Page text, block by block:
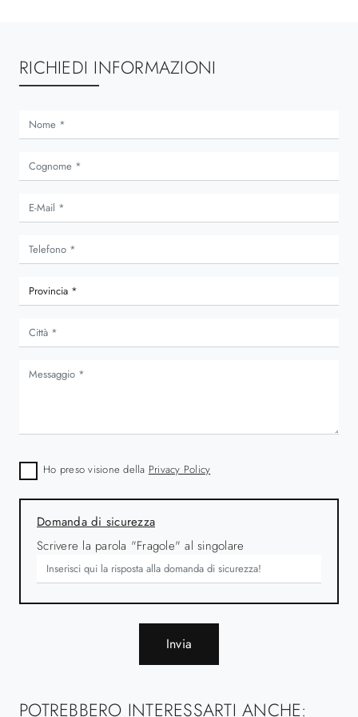
RICHIEDI INFORMAZIONI
Ho preso visione della Privacy Policy
Domanda di sicurezza
Scrivere la parola "Fragole" al singolare
Invia
POTREBBERO INTERESSARTI ANCHE: